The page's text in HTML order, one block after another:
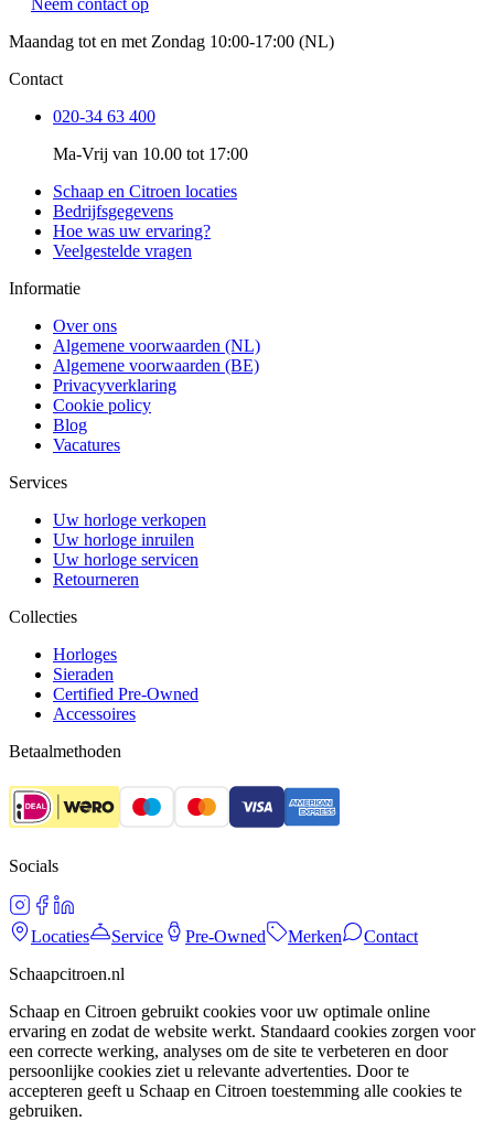
Maandag tot en met Zondag 10:00-17:00 (NL)
Contact
020-34 63 400
Ma-Vrij van 10.00 tot 17:00
Schaap en Citroen locaties
Bedrijfsgegevens
Hoe was uw ervaring?
Veelgestelde vragen
Informatie
Over ons
Algemene voorwaarden (NL)
Algemene voorwaarden (BE)
Privacyverklaring
Cookie policy
Blog
Vacatures
Services
Uw horloge verkopen
Uw horloge inruilen
Uw horloge servicen
Retourneren
Collecties
Horloges
Sieraden
Certified Pre-Owned
Accessoires
Betaalmethoden
Socials
Locaties Service Pre-Owned Merken
Contact
Schaapcitroen.nl
Schaap en Citroen gebruikt cookies voor uw optimale online
ervaring en zodat de website werkt. Standaard cookies zorgen voor
een correcte werking, analyses om de site te verbeteren en door
persoonlijke cookies ziet u relevante advertenties. Door te
accepteren geeft u Schaap en Citroen toestemming alle cookies te
gebruiken.